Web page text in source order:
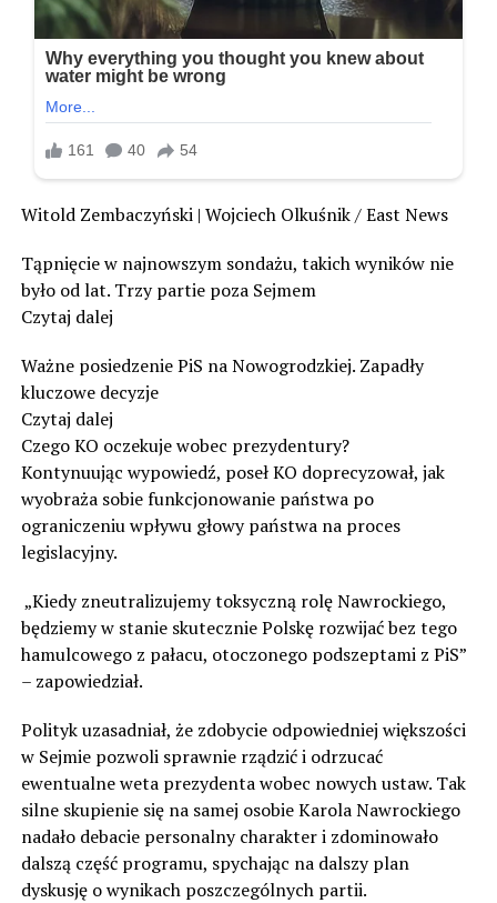
Witold Zembaczyński | Wojciech Olkuśnik / East News
Tąpnięcie w najnowszym sondażu, takich wyników nie
było od lat. Trzy partie poza Sejmem
Czytaj dalej
Ważne posiedzenie PiS na Nowogrodzkiej. Zapadły
kluczowe decyzje
Czytaj dalej
Czego KO oczekuje wobec prezydentury?
Kontynuując wypowiedź, poseł KO doprecyzował, jak
wyobraża sobie funkcjonowanie państwa po
ograniczeniu wpływu głowy państwa na proces
legislacyjny.
„Kiedy zneutralizujemy toksyczną rolę Nawrockiego,
będziemy w stanie skutecznie Polskę rozwijać bez tego
hamulcowego z pałacu, otoczonego podszeptami z PiS”
– zapowiedział.
Polityk uzasadniał, że zdobycie odpowiedniej większości
w Sejmie pozwoli sprawnie rządzić i odrzucać
ewentualne weta prezydenta wobec nowych ustaw. Tak
silne skupienie się na samej osobie Karola Nawrockiego
nadało debacie personalny charakter i zdominowało
dalszą część programu, spychając na dalszy plan
dyskusję o wynikach poszczególnych partii.